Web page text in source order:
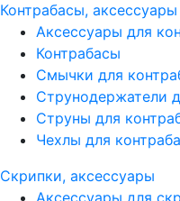
Контрабасы, аксессуары
Аксессуары для
Контрабасы
Смычки для
Струнодержатели
Струны для
Чехлы для
Скрипки, аксессуары
Аксессуары для